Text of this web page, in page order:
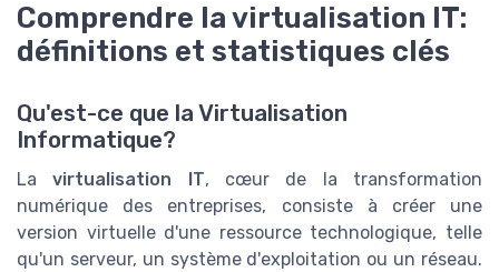
Comprendre la virtualisation IT:
définitions et statistiques clés
Qu'est-ce que la Virtualisation
Informatique?
Lavirtualisation IT, cœur de la transformation
numérique des entreprises, consiste à créer une
version virtuelle d'une ressource technologique, telle
qu'un serveur, un système d'exploitation ou un réseau.